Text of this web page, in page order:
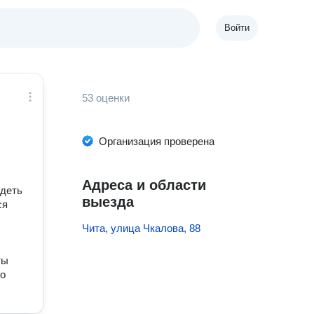
Войти
53 оценки
Организация проверена
Адреса и области
выезда
Чита, улица Чкалова, 88